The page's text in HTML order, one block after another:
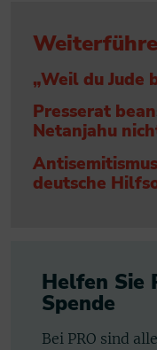
„Weil du Jude
Presserat
Netanjahu
deutsche
Helfen Sie
Spende
Bei PRO sind